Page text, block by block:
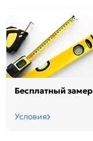
Бесплатный замер
Условия